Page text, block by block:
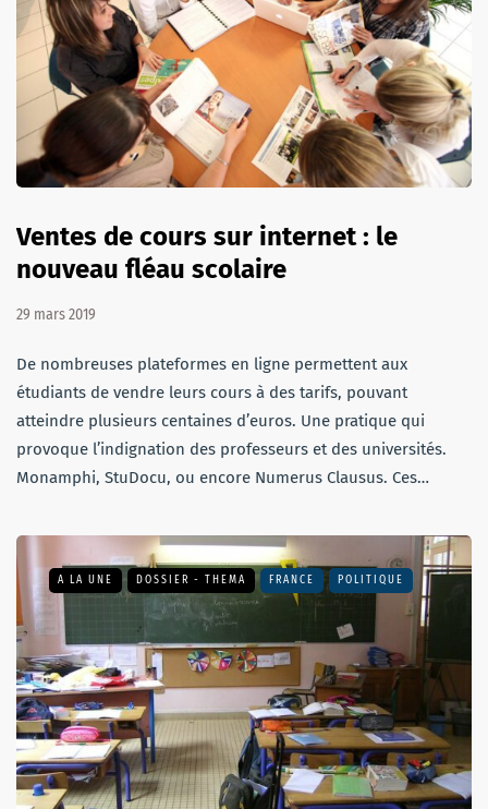
Ventes de cours sur internet : le
nouveau fléau scolaire
29 mars 2019
De nombreuses plateformes en ligne permettent aux
étudiants de vendre leurs cours à des tarifs, pouvant
atteindre plusieurs centaines d’euros. Une pratique qui
provoque l’indignation des professeurs et des universités.
Monamphi, StuDocu, ou encore Numerus Clausus. Ces…
A LA UNE DOSSIER - THEMA FRANCE POLITIQUE